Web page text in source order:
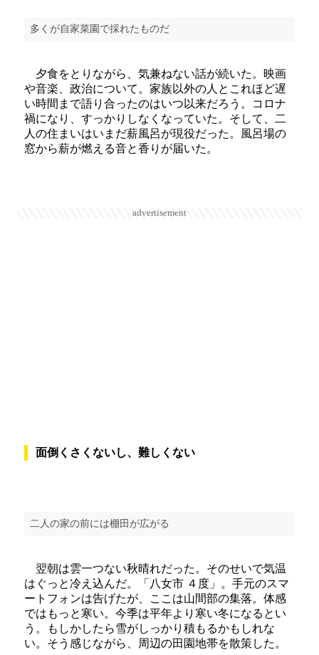
多くが自家菜園で採れたものだ
夕食をとりながら、気兼ねない話が続いた。映画
や音楽、政治について。家族以外の人とこれほど遅
い時間まで語り合ったのはいつ以来だろう。コロナ
禍になり、すっかりしなくなっていた。そして、二
人の住まいはいまだ薪風呂が現役だった。風呂場の
窓から薪が燃える音と香りが届いた。
advertisement
面倒くさくないし、難しくない
二人の家の前には棚田が広がる
翌朝は雲一つない秋晴れだった。そのせいで気温
はぐっと冷え込んだ。「八女市 ４度」。手元のスマ
ートフォンは告げたが、ここは山間部の集落。体感
ではもっと寒い。今季は平年より寒い冬になるとい
う。もしかしたら雪がしっかり積もるかもしれな
い。そう感じながら、周辺の田園地帯を散策した。